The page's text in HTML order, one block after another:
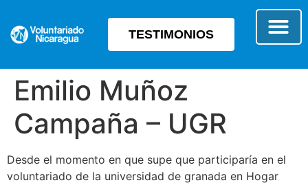
TESTIMONIOS
Emilio Muñoz
Campaña – UGR
Desde el momento en que supe que participaría en el
voluntariado de la universidad de granada en Hogar